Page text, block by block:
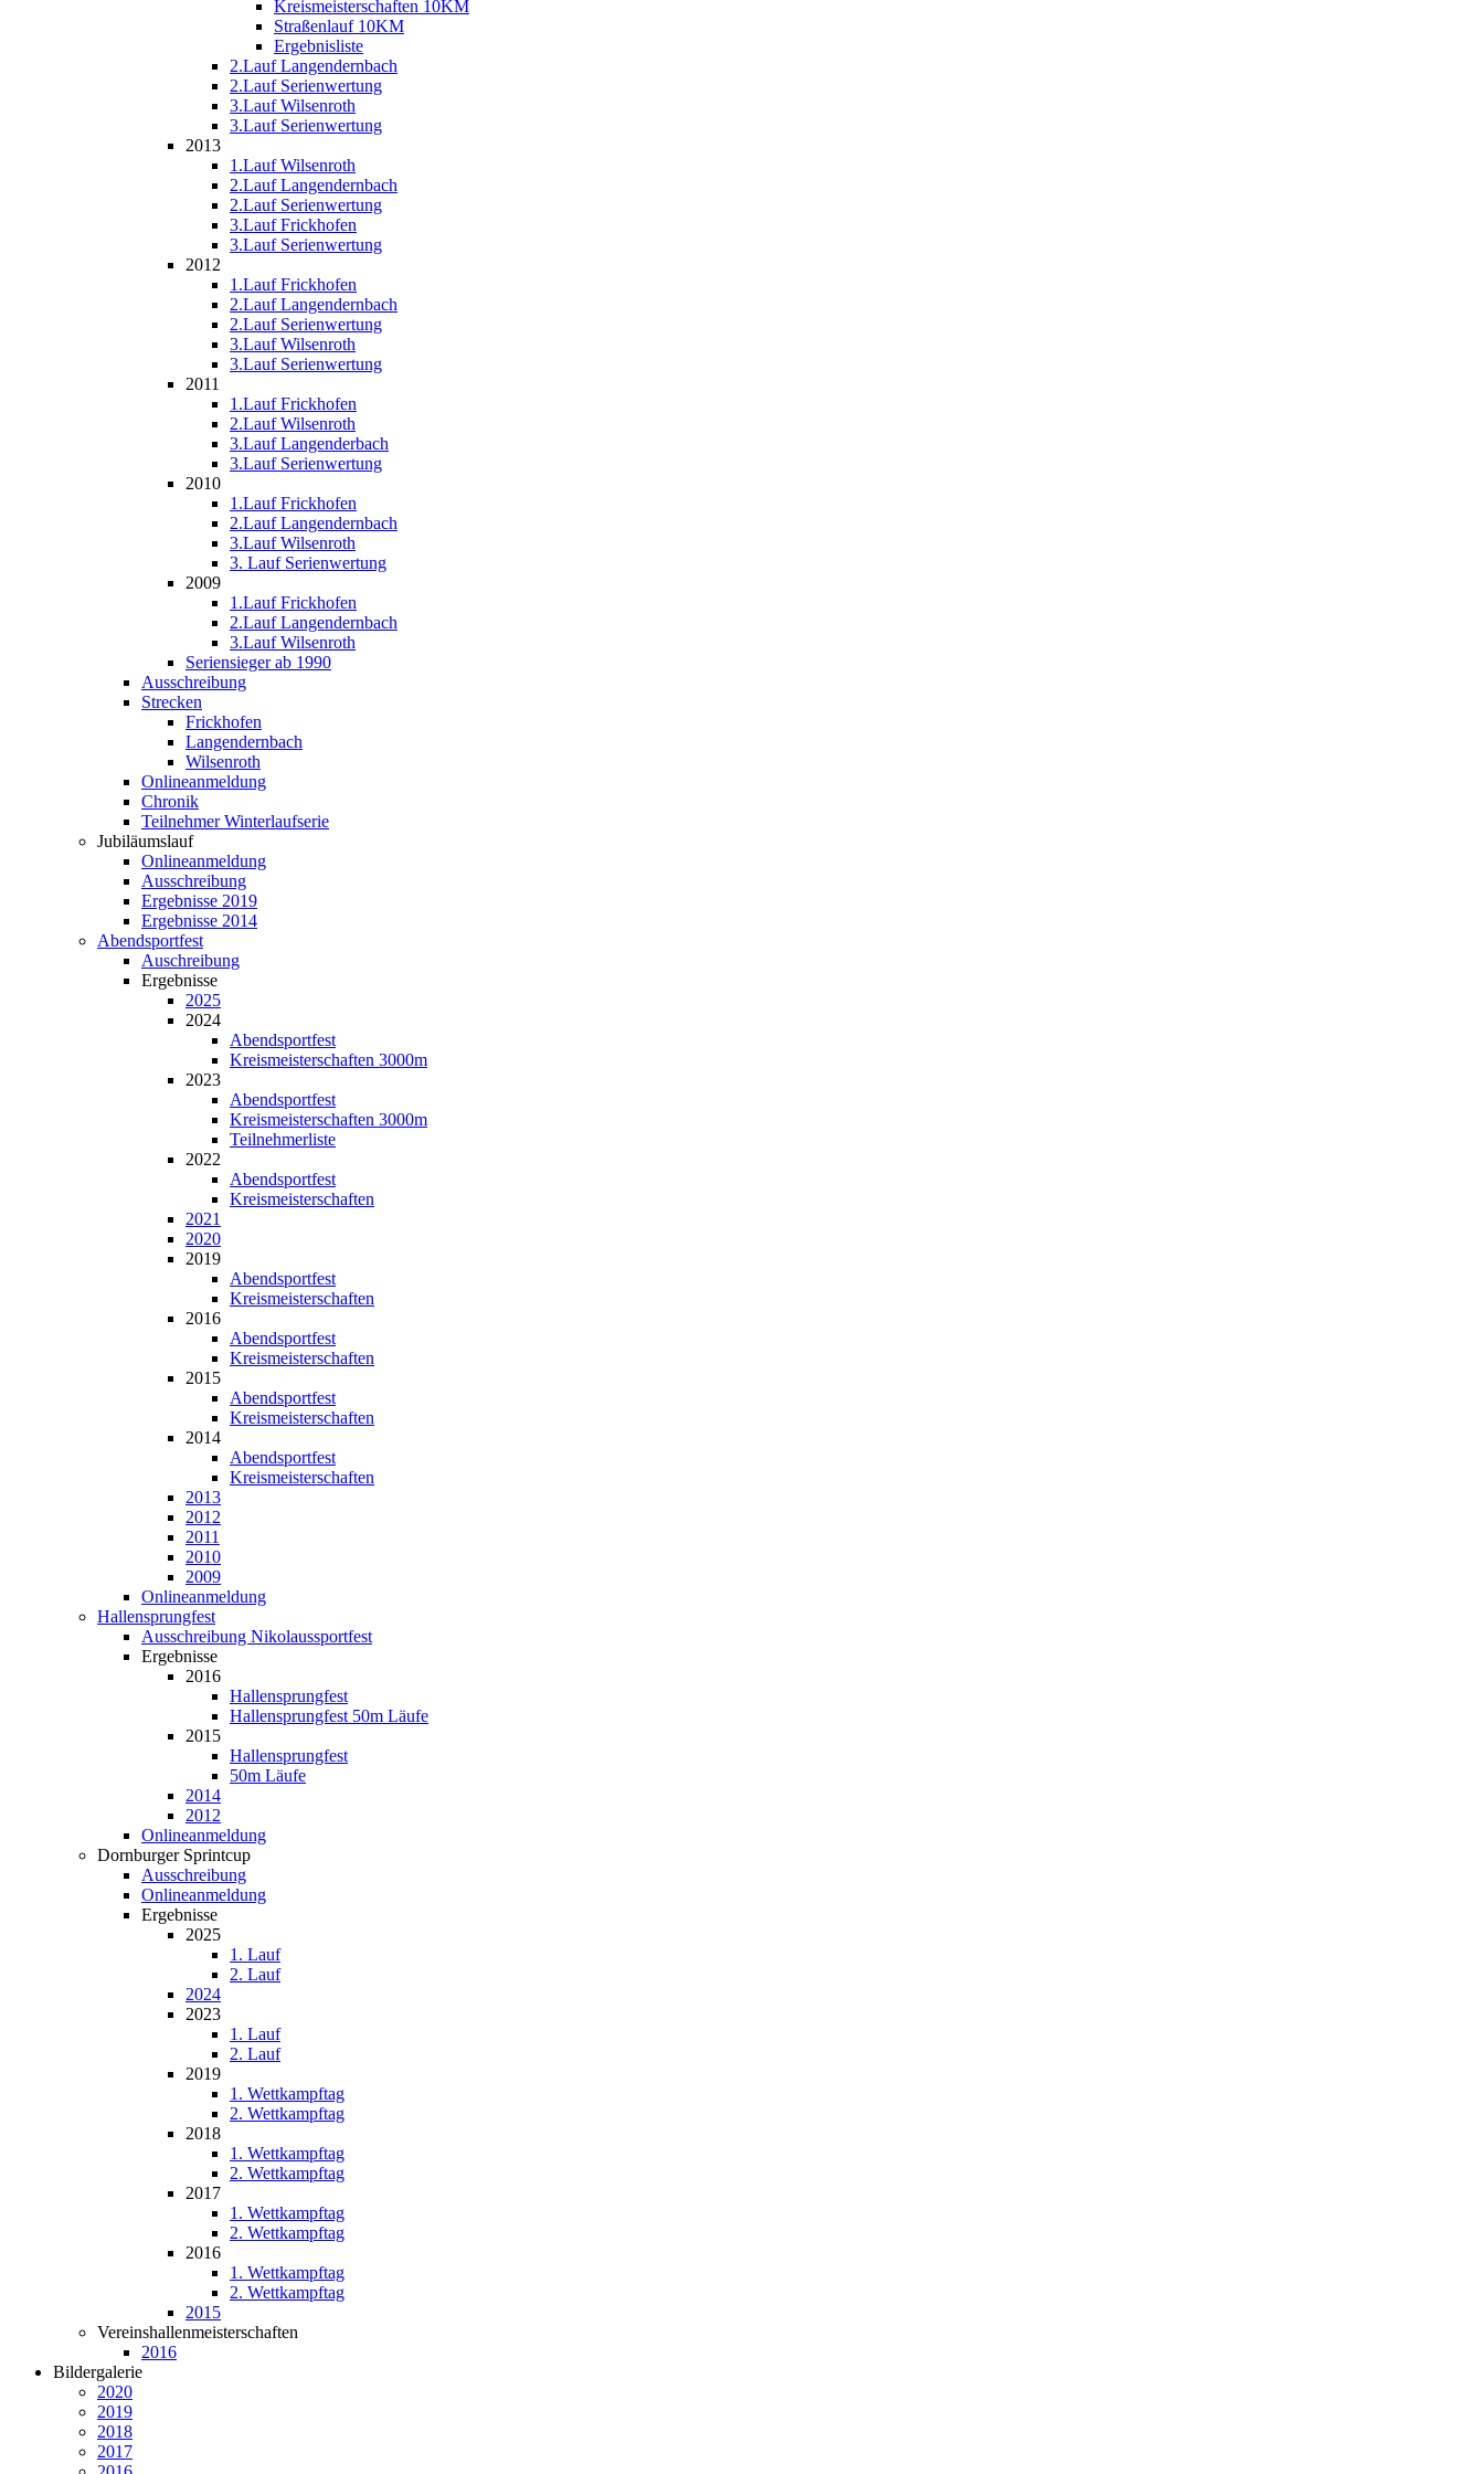
Kreismeisterschaften 10KM
Straßenlauf 10KM
Ergebnisliste
2.Lauf Langendernbach
2.Lauf Serienwertung
3.Lauf Wilsenroth
3.Lauf Serienwertung
2013
1.Lauf Wilsenroth
2.Lauf Langendernbach
2.Lauf Serienwertung
3.Lauf Frickhofen
3.Lauf Serienwertung
2012
1.Lauf Frickhofen
2.Lauf Langendernbach
2.Lauf Serienwertung
3.Lauf Wilsenroth
3.Lauf Serienwertung
2011
1.Lauf Frickhofen
2.Lauf Wilsenroth
3.Lauf Langenderbach
3.Lauf Serienwertung
2010
1.Lauf Frickhofen
2.Lauf Langendernbach
3.Lauf Wilsenroth
3. Lauf Serienwertung
2009
1.Lauf Frickhofen
2.Lauf Langendernbach
3.Lauf Wilsenroth
Seriensieger ab 1990
Ausschreibung
Strecken
Frickhofen
Langendernbach
Wilsenroth
Onlineanmeldung
Chronik
Teilnehmer Winterlaufserie
Jubiläumslauf
Onlineanmeldung
Ausschreibung
Ergebnisse 2019
Ergebnisse 2014
Abendsportfest
Auschreibung
Ergebnisse
2025
2024
Abendsportfest
Kreismeisterschaften 3000m
2023
Abendsportfest
Kreismeisterschaften 3000m
Teilnehmerliste
2022
Abendsportfest
Kreismeisterschaften
2021
2020
2019
Abendsportfest
Kreismeisterschaften
2016
Abendsportfest
Kreismeisterschaften
2015
Abendsportfest
Kreismeisterschaften
2014
Abendsportfest
Kreismeisterschaften
2013
2012
2011
2010
2009
Onlineanmeldung
Hallensprungfest
Ausschreibung Nikolaussportfest
Ergebnisse
2016
Hallensprungfest
Hallensprungfest 50m Läufe
2015
Hallensprungfest
50m Läufe
2014
2012
Onlineanmeldung
Dornburger Sprintcup
Ausschreibung
Onlineanmeldung
Ergebnisse
2025
1. Lauf
2. Lauf
2024
2023
1. Lauf
2. Lauf
2019
1. Wettkampftag
2. Wettkampftag
2018
1. Wettkampftag
2. Wettkampftag
2017
1. Wettkampftag
2. Wettkampftag
2016
1. Wettkampftag
2. Wettkampftag
2015
Vereinshallenmeisterschaften
2016
Bildergalerie
2020
2019
2018
2017